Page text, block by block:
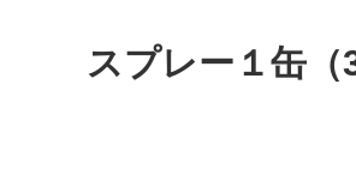
スプレー１缶（